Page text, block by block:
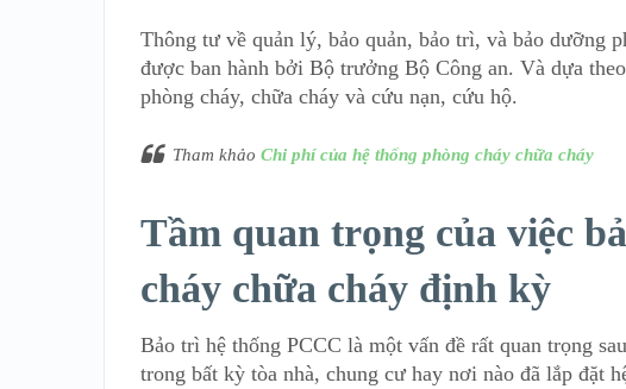
Thông tư về quản lý, bảo quản, bảo trì, và bảo dưỡng
được ban hành bởi Bộ trưởng Bộ Công an. Và dựa
phòng cháy, chữa cháy và cứu nạn, cứu hộ.
Tham khảo Chi phí của hệ thống phòng cháy chữa cháy
Tầm quan trọng của việc
cháy chữa cháy định kỳ
Bảo trì hệ thống PCCC là một vấn đề rất quan trọng
trong bất kỳ tòa nhà, chung cư hay nơi nào đã lắp đặt